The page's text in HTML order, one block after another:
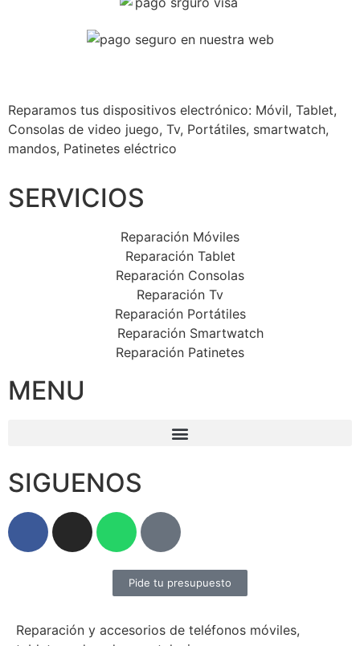
Reparamos tus dispositivos electrónico: Móvil, Tablet,
Consolas de video juego, Tv, Portátiles, smartwatch,
mandos, Patinetes eléctrico
SERVICIOS
Reparación Móviles
Reparación Tablet
Reparación Consolas
Reparación Tv
Reparación Portátiles
Reparación Smartwatch
Reparación Patinetes
MENU
SIGUENOS
Pide tu presupuesto
Reparación y accesorios de teléfonos móviles,